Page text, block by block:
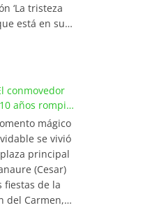
‘La tristeza
está en su
listados
en
y países de
y Europa.
del
Wilfran
se posicionó
lugar de
conmovedor
años rompió
mágico
se vivió
principal
(Cesar)
fiestas de la
del Carmen,